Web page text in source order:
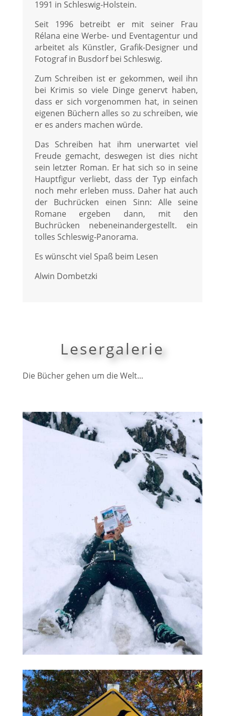
1991 in Schleswig-Holstein.
Seit 1996 betreibt er mit seiner Frau
Rélana eine Werbe- und Eventagentur und
arbeitet als Künstler, Grafik-Designer und
Fotograf in Busdorf bei Schleswig.
Zum Schreiben ist er gekommen, weil ihn
bei Krimis so viele Dinge genervt haben,
dass er sich vorgenommen hat, in seinen
eigenen Büchern alles so zu schreiben, wie
er es anders machen würde.
Das Schreiben hat ihm unerwartet viel
Freude gemacht, deswegen ist dies nicht
sein letzter Roman. Er hat sich so in seine
Hauptfigur verliebt, dass der Typ einfach
noch mehr erleben muss. Daher hat auch
der Buchrücken einen Sinn: Alle seine
Romane ergeben dann, mit den
Buchrücken nebeneinandergestellt. ein
tolles Schleswig-Panorama.
Es wünscht viel Spaß beim Lesen
Alwin Dombetzki
Lesergalerie
Die Bücher gehen um die Welt...